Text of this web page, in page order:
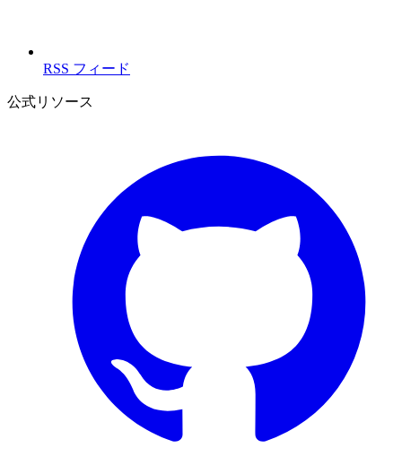
RSS フィード
公式リソース